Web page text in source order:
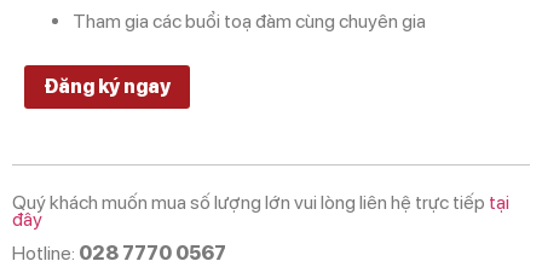
Tham gia các buổi toạ đàm cùng chuyên gia​
Đăng ký ngay
Quý khách muốn mua số lượng lớn vui lòng liên hệ trực tiếp tại
đây
Hotline: 028 7770 0567